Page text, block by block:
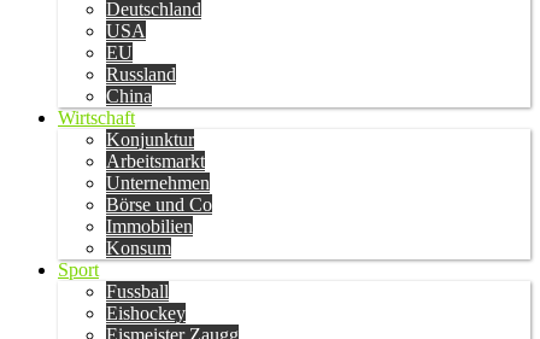
Deutschland
USA
EU
Russland
China
Wirtschaft
Konjunktur
Arbeitsmarkt
Unternehmen
Börse und Co
Immobilien
Konsum
Sport
Fussball
Eishockey
Eismeister Zaugg